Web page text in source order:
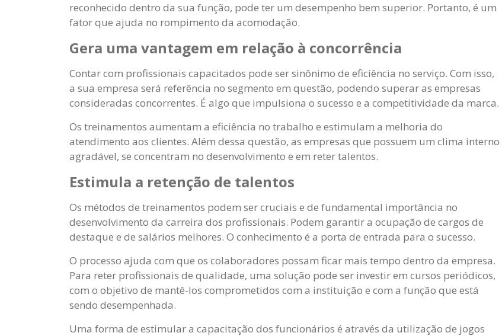
reconhecido dentro da sua função, pode ter um desempenho bem superior. Portanto, é um
fator que ajuda no rompimento da acomodação.
Gera uma vantagem em relação à concorrência
Contar com profissionais capacitados pode ser sinônimo de eficiência no serviço. Com isso,
a sua empresa será referência no segmento em questão, podendo superar as empresas
consideradas concorrentes. É algo que impulsiona o sucesso e a competitividade da marca.
Os treinamentos aumentam a eficiência no trabalho e estimulam a melhoria do
atendimento aos clientes. Além dessa questão, as empresas que possuem um clima interno
agradável, se concentram no desenvolvimento e em reter talentos.
Estimula a retenção de talentos
Os métodos de treinamentos podem ser cruciais e de fundamental importância no
desenvolvimento da carreira dos profissionais. Podem garantir a ocupação de cargos de
destaque e de salários melhores. O conhecimento é a porta de entrada para o sucesso.
O processo ajuda com que os colaboradores possam ficar mais tempo dentro da empresa.
Para reter profissionais de qualidade, uma solução pode ser investir em cursos periódicos,
com o objetivo de mantê-los comprometidos com a instituição e com a função que está
sendo desempenhada.
Uma forma de estimular a capacitação dos funcionários é através da utilização de jogos